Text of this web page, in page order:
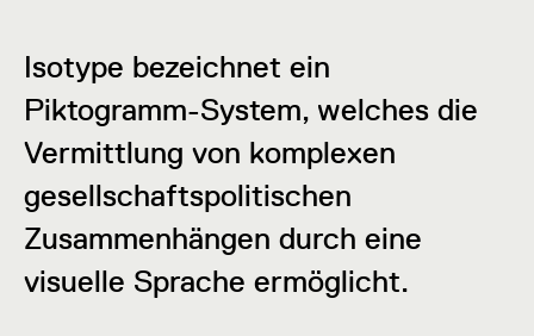
Isotype bezeichnet ein
Piktogramm-System, welches die
Vermittlung von komplexen
gesellschaftspolitischen
Zusammenhängen durch eine
visuelle Sprache ermöglicht.